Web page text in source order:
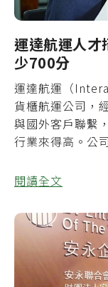
運達航運人才
少700分
運達航運（
貨櫃航運公司，
與國外客戶聯繫
行業來得高。公
閱讀全文